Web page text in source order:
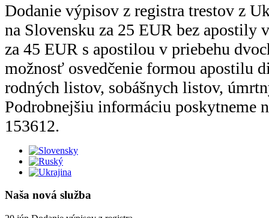
Dodanie výpisov z registra trestov z
na Slovensku za 25 EUR bez apostily
za 45 EUR s apostilou v priebehu
možnosť osvedčenie formou apostilu
rodných listov, sobášnych listov,
Podrobnejšiu informáciu poskytneme
153612.
Naša nová služba